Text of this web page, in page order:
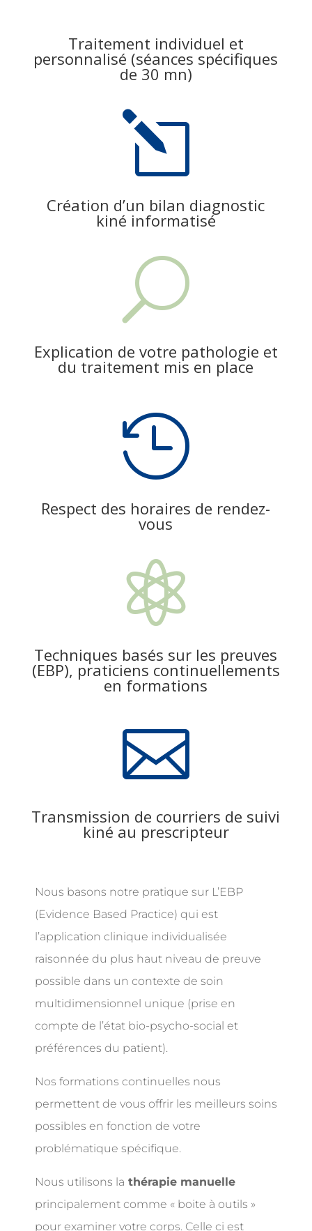
Traitement individuel et
personnalisé (séances spécifiques
de 30 mn)
l
Création d’un bilan diagnostic
kiné informatisé
U
Explication de votre pathologie et
du traitement mis en place

Respect des horaires de rendez-
vous

Techniques basés sur les preuves
(EBP), praticiens continuellements
en formations

Transmission de courriers de suivi
kiné au prescripteur
Nous basons notre pratique sur L’EBP
(Evidence Based Practice) qui est
l’application clinique individualisée
raisonnée du plus haut niveau de preuve
possible dans un contexte de soin
multidimensionnel unique (prise en
compte de l’état bio-psycho-social et
préférences du patient).
Nos formations continuelles nous
permettent de vous offrir les meilleurs soins
possibles en fonction de votre
problématique spécifique.
Nous utilisons la thérapie manuelle
principalement comme « boite à outils »
pour examiner votre corps. Celle ci est